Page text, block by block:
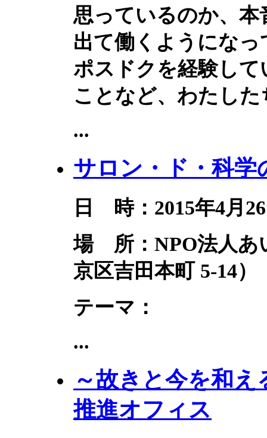
思っているのか、
出て働くようにな
ポスドクを経験し
ことなど、わたし
...
サロン・ド・科学
日 時：2015年4月
場 所：NPO法人あ
京区吉田本町 5-14）
テーマ：
...
～故きと今を和
推進オフィス